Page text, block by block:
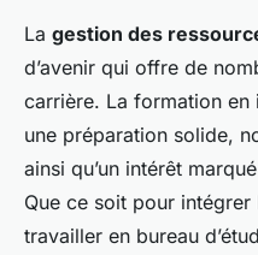
La gestion des
d’avenir qui offre de
carrière. La formation en
une préparation solide,
ainsi qu’un intérêt
Que ce soit pour
travailler en bureau